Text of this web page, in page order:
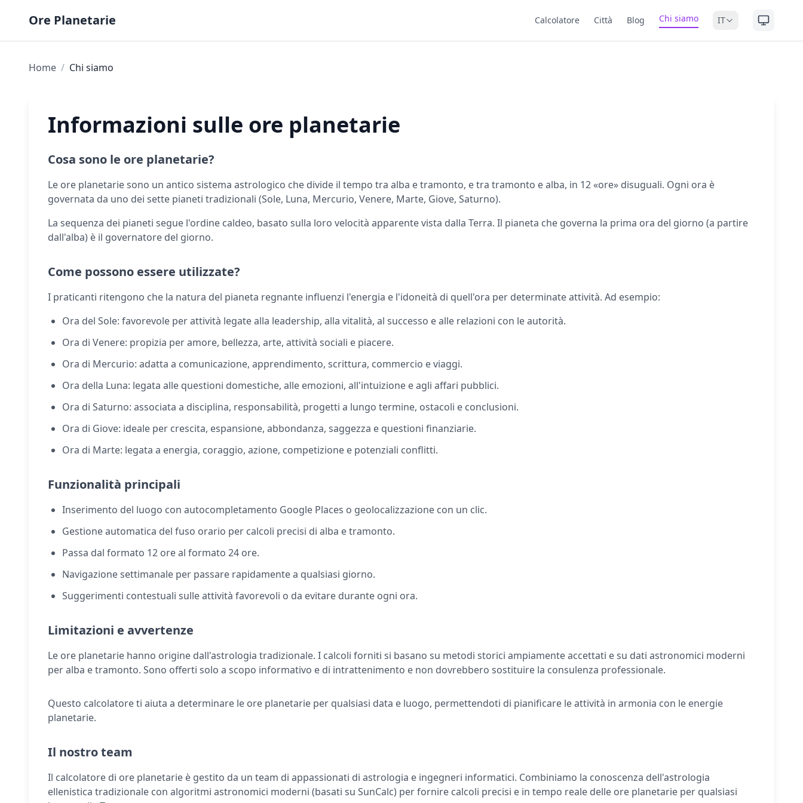
Ore Planetarie Calcolatore Città Blog Chi siamo IT
Home / Chi siamo
Informazioni sulle ore planetarie
Cosa sono le ore planetarie?
Le ore planetarie sono un antico sistema astrologico che divide il tempo tra alba e tramonto, e tra tramonto e alba, in 12 «ore» disuguali. Ogni ora è
governata da uno dei sette pianeti tradizionali (Sole, Luna, Mercurio, Venere, Marte, Giove, Saturno).
La sequenza dei pianeti segue l'ordine caldeo, basato sulla loro velocità apparente vista dalla Terra. Il pianeta che governa la prima ora del giorno (a partire
dall'alba) è il governatore del giorno.
Come possono essere utilizzate?
I praticanti ritengono che la natura del pianeta regnante influenzi l'energia e l'idoneità di quell'ora per determinate attività. Ad esempio:
Ora del Sole: favorevole per attività legate alla leadership, alla vitalità, al successo e alle relazioni con le autorità.
Ora di Venere: propizia per amore, bellezza, arte, attività sociali e piacere.
Ora di Mercurio: adatta a comunicazione, apprendimento, scrittura, commercio e viaggi.
Ora della Luna: legata alle questioni domestiche, alle emozioni, all'intuizione e agli affari pubblici.
Ora di Saturno: associata a disciplina, responsabilità, progetti a lungo termine, ostacoli e conclusioni.
Ora di Giove: ideale per crescita, espansione, abbondanza, saggezza e questioni finanziarie.
Ora di Marte: legata a energia, coraggio, azione, competizione e potenziali conflitti.
Funzionalità principali
Inserimento del luogo con autocompletamento Google Places o geolocalizzazione con un clic.
Gestione automatica del fuso orario per calcoli precisi di alba e tramonto.
Passa dal formato 12 ore al formato 24 ore.
Navigazione settimanale per passare rapidamente a qualsiasi giorno.
Suggerimenti contestuali sulle attività favorevoli o da evitare durante ogni ora.
Limitazioni e avvertenze
Le ore planetarie hanno origine dall'astrologia tradizionale. I calcoli forniti si basano su metodi storici ampiamente accettati e su dati astronomici moderni
per alba e tramonto. Sono offerti solo a scopo informativo e di intrattenimento e non dovrebbero sostituire la consulenza professionale.
Questo calcolatore ti aiuta a determinare le ore planetarie per qualsiasi data e luogo, permettendoti di pianificare le attività in armonia con le energie
planetarie.
Il nostro team
Il calcolatore di ore planetarie è gestito da un team di appassionati di astrologia e ingegneri informatici. Combiniamo la conoscenza dell'astrologia
ellenistica tradizionale con algoritmi astronomici moderni (basati su SunCalc) per fornire calcoli precisi e in tempo reale delle ore planetarie per qualsiasi